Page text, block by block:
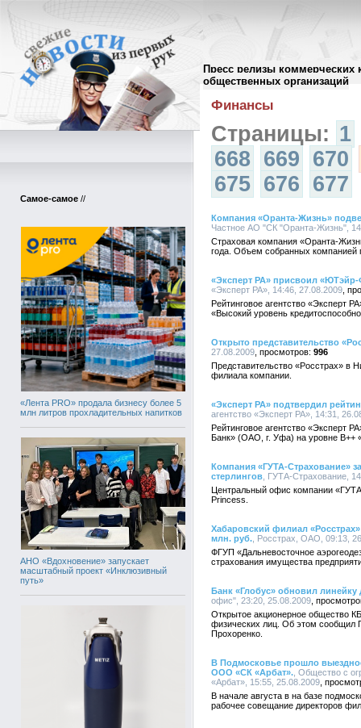
Пресс релизы коммерческих
общественных организаций
Самое-самое //
«Лента PRO» продала бизнесу более 5
млн литров прохладительных напитков
АНО «Вдохновение» запускает
масштабный проект «Инклюзивный
путь»
Архив пресс-релизов//
Финансы
Страницы: 1
668 669 670
675 676 677
Компания «Оранта-Жизнь»
Частное АО "СК "Оранта-Жизнь",
Страховая компания «Оранта-
года. Объем собранных компанией
«Эксперт РА» присвоил «ЮТэйр-
«Эксперт РА», 14:46, 27.08.2009
Рейтинговое агентство «Эксперт
«Высокий уровень
Открыто представительство
27.08.2009
996
Представительство «Росстрах» в
филиала компании.
«Эксперт РА» подтвердил
агентство «Эксперт РА», 14:31,
Рейтинговое агентство «Эксперт
Банк» (ОАО, г. Уфа) на уровне В++
Компания «ГУТА-Страхование»
стерлингов , ГУТА-Страхование,
Центральный офис компании
Princess.
Хабаровский филиал
млн. руб. , Росстрах, ОАО, 09:13,
ФГУП «Дальневосточное
страхования имущества
Банк «Глобус» обновил линейку
офис", 23:20, 25.08.2009
Открытое акционерное общество
физических лиц. Об этом сообщил
Прохоренко.
В Подмосковье прошло
ООО «СК «Арбат». , Общество с
«Арбат», 15:55, 25.08.2009
В начале августа в на базе
рабочее совещание директоров